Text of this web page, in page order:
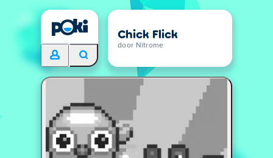
Chick Flick
door Nitrome